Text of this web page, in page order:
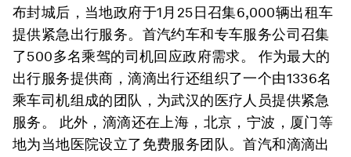
布封城后，当地政府于1月25日召集6,000辆出租车
提供紧急出行服务。首汽约车和专车服务公司召集
了500多名乘驾的司机回应政府需求。 作为最大的
出行服务提供商，滴滴出行还组织了一个由1336名
乘车司机组成的团队，为武汉的医疗人员提供紧急
服务。 此外，滴滴还在上海，北京，宁波，厦门等
地为当地医院设立了免费服务团队。首汽和滴滴出